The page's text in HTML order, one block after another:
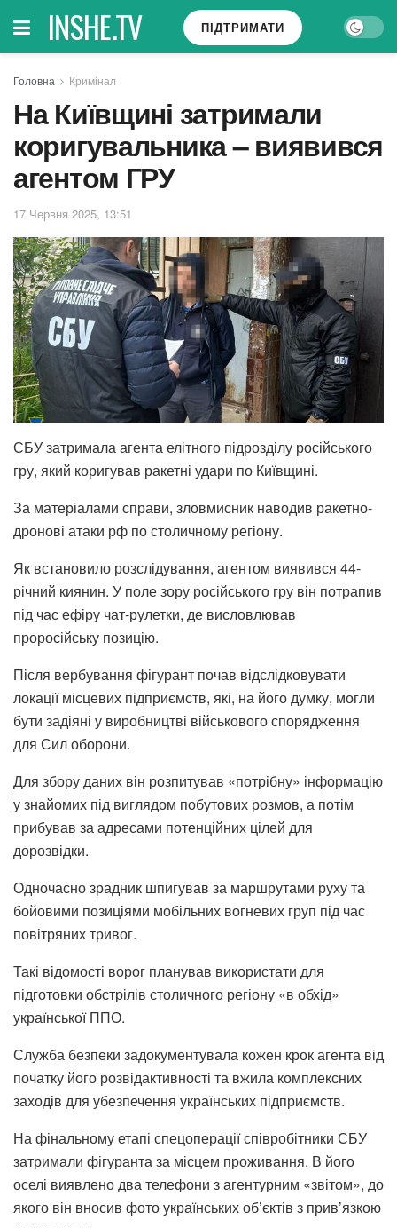
INSHE.TV ПІДТРИМАТИ
Головна Кримінал
На Київщині затримали
коригувальника – виявився
агентом ГРУ
17 Червня 2025, 13:51
СБУ затримала агента елітного підрозділу російського
гру, який коригував ракетні удари по Київщині.
За матеріалами справи, зловмисник наводив ракетно-
дронові атаки рф по столичному регіону.
Як встановило розслідування, агентом виявився 44-
річний киянин. У поле зору російського гру він потрапив
під час ефіру чат-рулетки, де висловлював
проросійську позицію.
Після вербування фігурант почав відслідковувати
локації місцевих підприємств, які, на його думку, могли
бути задіяні у виробництві військового спорядження
для Сил оборони.
Для збору даних він розпитував «потрібну» інформацію
у знайомих під виглядом побутових розмов, а потім
прибував за адресами потенційних цілей для
дорозвідки.
Одночасно зрадник шпигував за маршрутами руху та
бойовими позиціями мобільних вогневих груп під час
повітряних тривог.
Такі відомості ворог планував використати для
підготовки обстрілів столичного регіону «в обхід»
української ППО.
Служба безпеки задокументувала кожен крок агента від
початку його розвідактивності та вжила комплексних
заходів для убезпечення українських підприємств.
На фінальному етапі спецоперації співробітники СБУ
затримали фігуранта за місцем проживання. В його
оселі виявлено два телефони з агентурним «звітом», до
якого він вносив фото українських об’єктів з прив’язкою